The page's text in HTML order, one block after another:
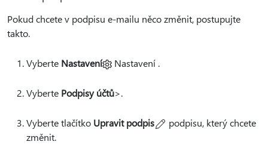
Pokud chcete v podpisu e-mailu něco změnit, postupujte
takto.
Vyberte Nastavení Nastavení .
Vyberte Podpisy účtů>.
Vyberte tlačítko Upravit podpis
podpisu, který chcete
změnit.